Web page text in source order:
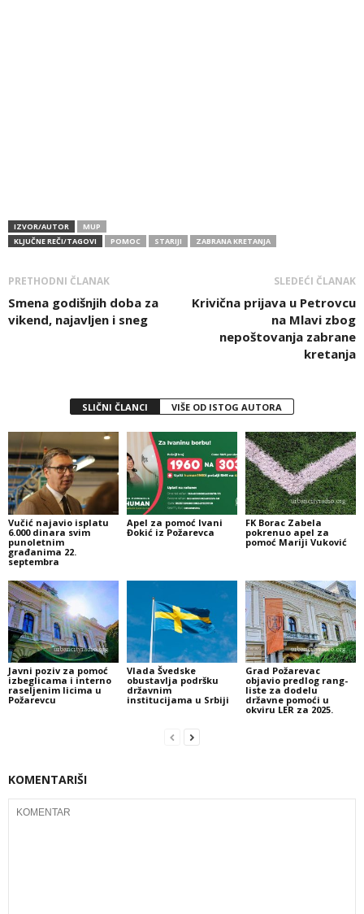
IZVOR/AUTOR
MUP
KLJUČNE REČI/TAGOVI
POMOC STARIJI ZABRANA KRETANJA
PRETHODNI ČLANAK
Smena godišnjih doba za
vikend, najavljen i sneg
SLEDEĆI ČLANAK
Krivična prijava u Petrovcu
na Mlavi zbog
nepoštovanja zabrane
kretanja
SLIČNI ČLANCI VIŠE OD ISTOG AUTORA
Vučić najavio isplatu
6.000 dinara svim
punoletnim
građanima 22.
septembra
Apel za pomoć Ivani
Đokić iz Požarevca
FK Borac Zabela
pokrenuo apel za
pomoć Mariji Vuković
Javni poziv za pomoć
izbeglicama i interno
raseljenim licima u
Požarevcu
Vlada Švedske
obustavlja podršku
državnim
institucijama u Srbiji
Grad Požarevac
objavio predlog rang-
liste za dodelu
državne pomoći u
okviru LER za 2025.
KOMENTARIŠI